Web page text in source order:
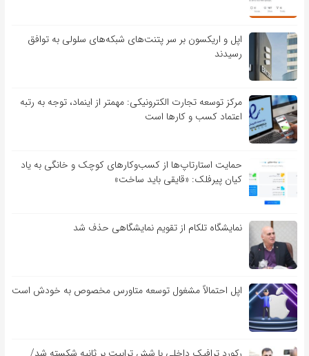
اپل و اریکسون بر سر پتنت‌های شبکه‌های سلولی به توافق
رسیدند
مرکز توسعه تجارت الکترونیکی: مهمتر از اینماد، توجه به رتبه
اعتماد کسب و کارها است
حمایت استارتاپ‌ها از کسب‌وکارهای کوچک و خانگی به یاد
کیان پیرفلک: «قایقی باید ساخت»
نمایشگاه تلکام از تقویم نمایشگاهی حذف شد
اپل احتمالاً مشغول توسعه متاورس مخصوص به خودش است